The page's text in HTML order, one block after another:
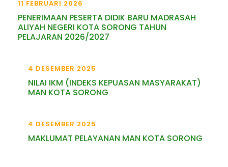
11 FEBRUARI 2026
PENERIMAAN PESERTA DIDIK BARU MADRASAH
ALIYAH NEGERI KOTA SORONG TAHUN
PELAJARAN 2026/2027
4 DESEMBER 2025
NILAI IKM (INDEKS KEPUASAN MASYARAKAT)
MAN KOTA SORONG
4 DESEMBER 2025
MAKLUMAT PELAYANAN MAN KOTA SORONG